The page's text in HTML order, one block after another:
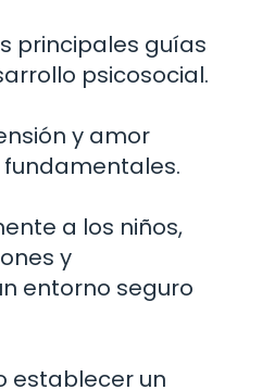
principales guías
psicosocial.
y amor
a los niños,
y
entorno seguro
establecer un